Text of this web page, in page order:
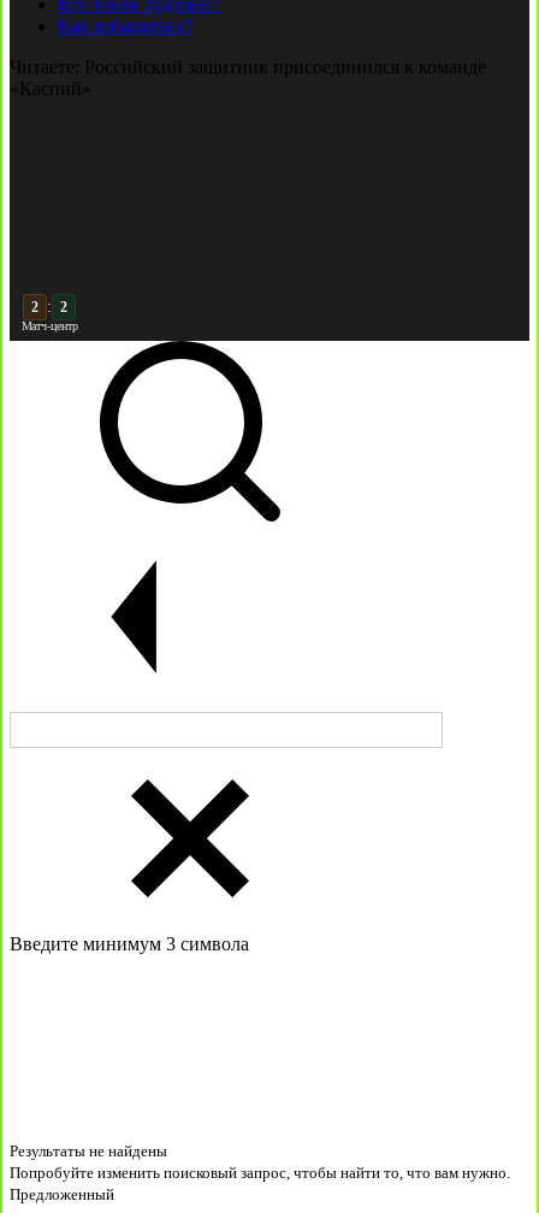
Как избавиться?
Читаете: Российский защитник присоединился к команде
«Каспий»
3 :
Матч-центр
Введите минимум 3 символа
Результаты не найдены
Попробуйте изменить поисковый запрос, чтобы найти то, что вам нужно.
Предложенный